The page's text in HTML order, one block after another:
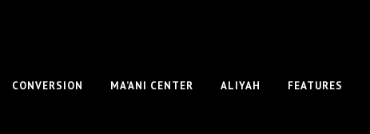
CONVERSION MA’ANI CENTER ALIYAH FEATURES